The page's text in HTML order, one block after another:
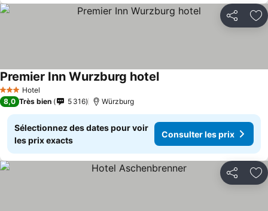
Partager
3 ÉtoilesHotel
Premier Inn Wurzburg hotelConsulter les prix
8,0 Très bien 5 316 Würzburg
Sélectionnez des dates pour voir
les prix exacts
Consulter les prix
Partager